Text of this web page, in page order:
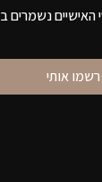
נשמרים
רשמו אותי